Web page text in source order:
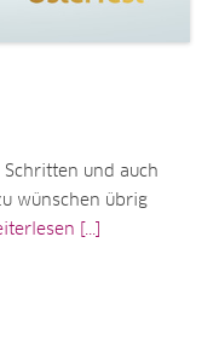
und auch
wünschen übrig
[...]